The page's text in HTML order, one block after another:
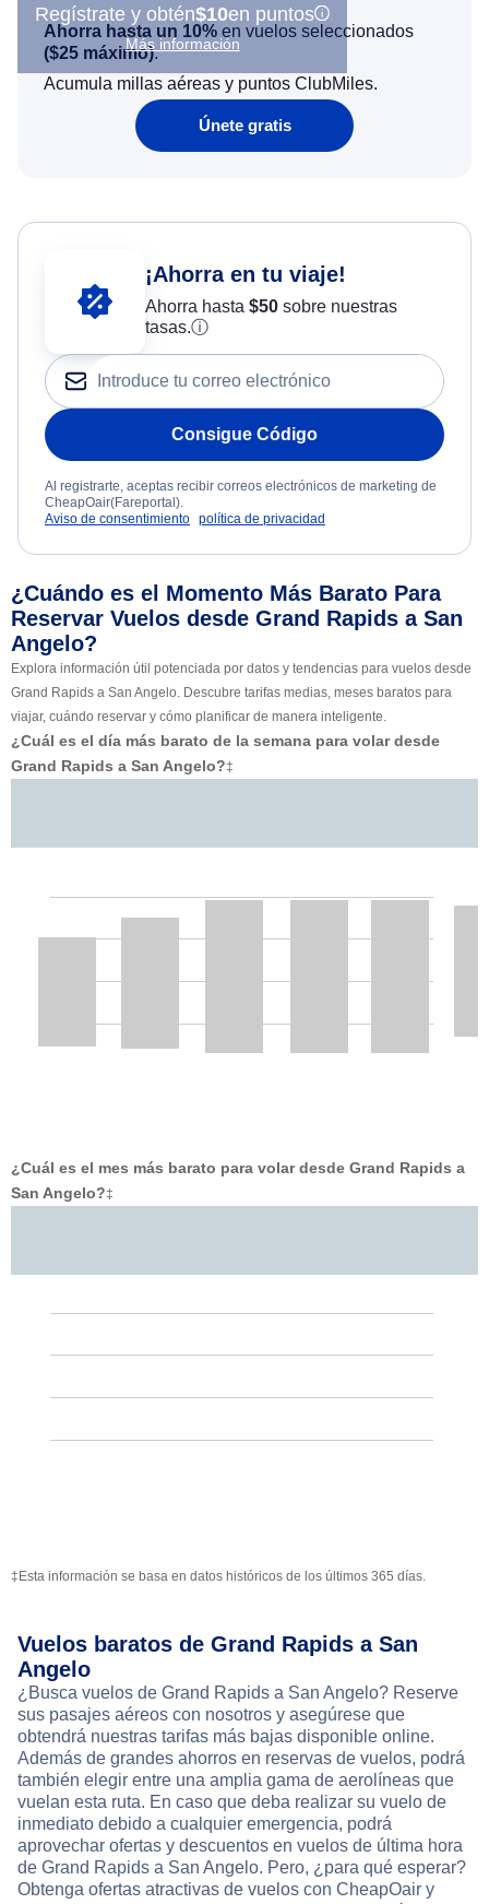
Regístrate y obtén$10en puntos
Más información
Ahorra hasta un 10% en vuelos seleccionados
($25 máximo).
Acumula millas aéreas y puntos ClubMiles.
Únete gratis
¡Ahorra en tu viaje!
Ahorra hasta $50sobre nuestras
tasas.ⓘ
Consigue Código
Al registrarte, aceptas recibir correos electrónicos de marketing de
CheapOair(Fareportal).
Aviso de consentimiento política de privacidad
¿Cuándo es el Momento Más Barato Para
Reservar Vuelos desde Grand Rapids a San
Angelo?
Explora información útil potenciada por datos y tendencias para vuelos desde
Grand Rapids a San Angelo. Descubre tarifas medias, meses baratos para
viajar, cuándo reservar y cómo planificar de manera inteligente.
¿Cuál es el día más barato de la semana para volar desde
Grand Rapids a San Angelo?‡
¿Cuál es el mes más barato para volar desde Grand Rapids a
San Angelo?‡
‡Esta información se basa en datos históricos de los últimos 365 días.
Vuelos baratos de Grand Rapids a San
Angelo
¿Busca vuelos de Grand Rapids a San Angelo? Reserve
sus pasajes aéreos con nosotros y asegúrese que
obtendrá nuestras tarifas más bajas disponible online.
Además de grandes ahorros en reservas de vuelos, podrá
también elegir entre una amplia gama de aerolíneas que
vuelan esta ruta. En caso que deba realizar su vuelo de
inmediato debido a cualquier emergencia, podrá
aprovechar ofertas y descuentos en vuelos de última hora
de Grand Rapids a San Angelo. Pero, ¿para qué esperar?
Obtenga ofertas atractivas de vuelos con CheapOair y